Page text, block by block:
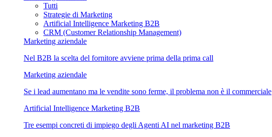
Tutti
Strategie di Marketing
Artificial Intelligence Marketing B2B
CRM (Customer Relationship Management)
Marketing aziendale
Nel B2B la scelta del fornitore avviene prima della prima call
Marketing aziendale
Se i lead aumentano ma le vendite sono ferme, il problema non è il commerciale
Artificial Intelligence Marketing B2B
Tre esempi concreti di impiego degli Agenti AI nel marketing B2B